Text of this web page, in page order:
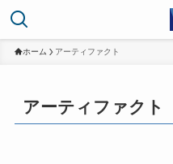
ホーム アーティファクト
アーティファクト